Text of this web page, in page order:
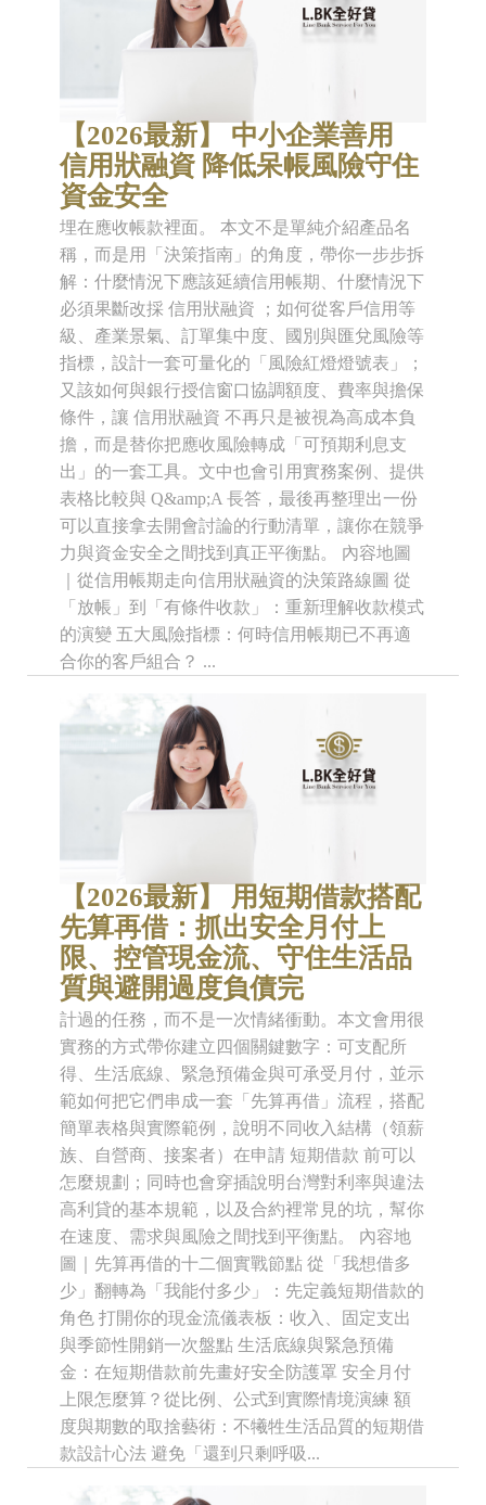
【2026最新】 中小企業善用
信用狀融資 降低呆帳風險守住
資金安全
埋在應收帳款裡面。 本文不是單純介紹產品名
稱，而是用「決策指南」的角度，帶你一步步拆
解：什麼情況下應該延續信用帳期、什麼情況下
必須果斷改採 信用狀融資 ；如何從客戶信用等
級、產業景氣、訂單集中度、國別與匯兌風險等
指標，設計一套可量化的「風險紅燈燈號表」；
又該如何與銀行授信窗口協調額度、費率與擔保
條件，讓 信用狀融資 不再只是被視為高成本負
擔，而是替你把應收風險轉成「可預期利息支
出」的一套工具。文中也會引用實務案例、提供
表格比較與 Q&amp;A 長答，最後再整理出一份
可以直接拿去開會討論的行動清單，讓你在競爭
力與資金安全之間找到真正平衡點。 內容地圖
｜從信用帳期走向信用狀融資的決策路線圖 從
「放帳」到「有條件收款」：重新理解收款模式
的演變 五大風險指標：何時信用帳期已不再適
合你的客戶組合？ ...
【2026最新】 用短期借款搭配
先算再借：抓出安全月付上
限、控管現金流、守住生活品
質與避開過度負債完
計過的任務，而不是一次情緒衝動。本文會用很
實務的方式帶你建立四個關鍵數字：可支配所
得、生活底線、緊急預備金與可承受月付，並示
範如何把它們串成一套「先算再借」流程，搭配
簡單表格與實際範例，說明不同收入結構（領薪
族、自營商、接案者）在申請 短期借款 前可以
怎麼規劃；同時也會穿插說明台灣對利率與違法
高利貸的基本規範，以及合約裡常見的坑，幫你
在速度、需求與風險之間找到平衡點。 內容地
圖｜先算再借的十二個實戰節點 從「我想借多
少」翻轉為「我能付多少」：先定義短期借款的
角色 打開你的現金流儀表板：收入、固定支出
與季節性開銷一次盤點 生活底線與緊急預備
金：在短期借款前先畫好安全防護罩 安全月付
上限怎麼算？從比例、公式到實際情境演練 額
度與期數的取捨藝術：不犧牲生活品質的短期借
款設計心法 避免「還到只剩呼吸...